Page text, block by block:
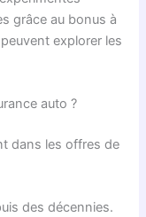
grâce au bonus à
explorer les
auto ?
dans les offres de
des décennies.